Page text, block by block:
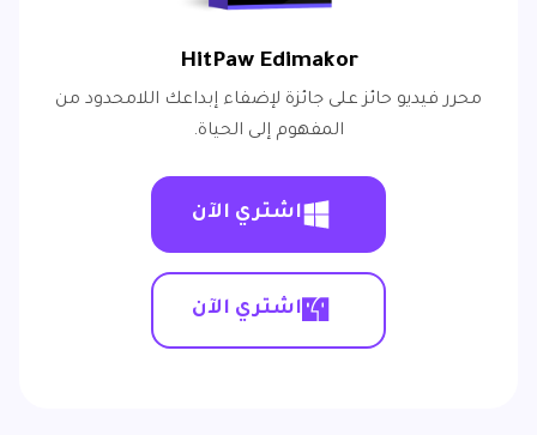
HitPaw Edimakor
محرر فيديو حائز على جائزة لإضفاء إبداعك اللامحدود من
المفهوم إلى الحياة.
اشتري الآن
اشتري الآن